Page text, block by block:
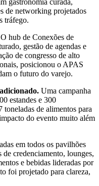
de networking projetados
tráfego.
O hub de Conexões de
gestão de agendas e
de congresso de alto
posicionou o APAS
o futuro do varejo.
Uma campanha
estandes e 300
de alimentos para
do evento muito além
em todos os pavilhões
credenciamento, lounges,
e bebidas lideradas por
foi projetado para clareza,